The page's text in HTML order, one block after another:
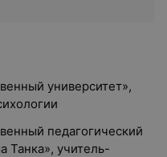
университет»,
педагогический
Танка», учитель-